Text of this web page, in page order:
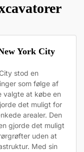
York City
stod en
som følge af
valgte at købe en
det muligt for
arealer. Den
gjorde det muligt
uden at
Med sin